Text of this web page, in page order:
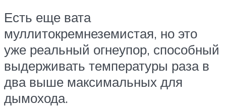
Есть еще вата
муллитокремнеземистая, но это
уже реальный огнеупор, способный
выдерживать температуры раза в
два выше максимальных для
дымохода.